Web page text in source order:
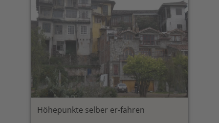
Höhepunkte selber er-fahren